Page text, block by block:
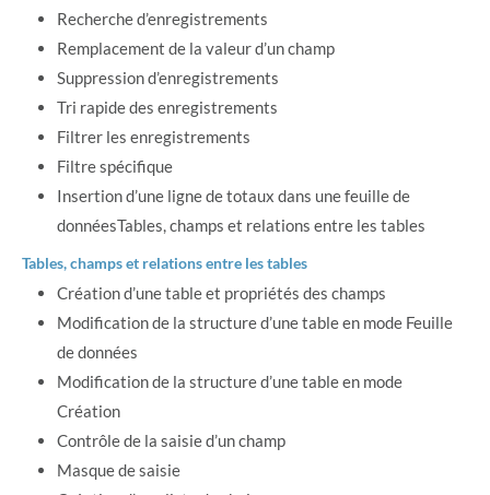
Recherche d’enregistrements
Remplacement de la valeur d’un champ
Suppression d’enregistrements
Tri rapide des enregistrements
Filtrer les enregistrements
Filtre spécifique
Insertion d’une ligne de totaux dans une feuille de
donnéesTables, champs et relations entre les tables
Tables, champs et relations entre les tables
Création d’une table et propriétés des champs
Modification de la structure d’une table en mode Feuille
de données
Modification de la structure d’une table en mode
Création
Contrôle de la saisie d’un champ
Masque de saisie